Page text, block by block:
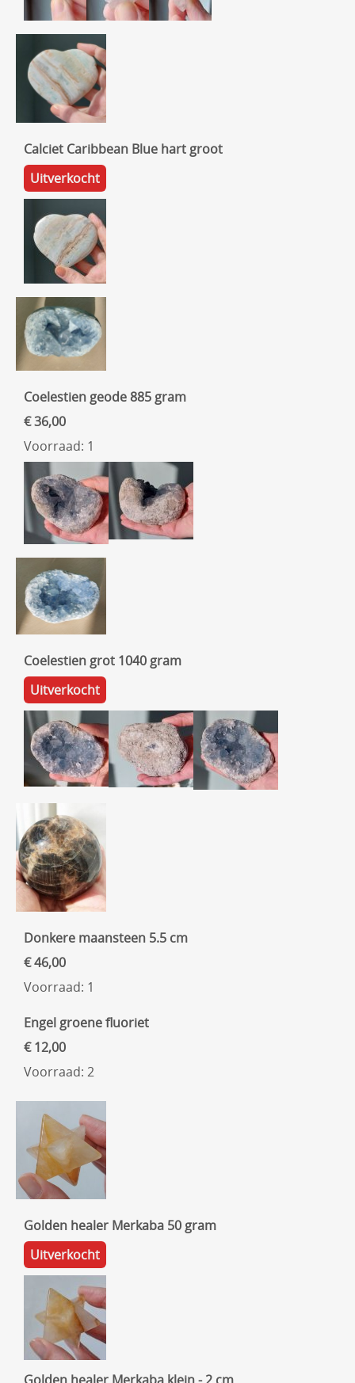
Calciet Caribbean Blue hart groot
Uitverkocht
Coelestien geode 885 gram
€ 36,00
Voorraad: 1
Coelestien grot 1040 gram
Uitverkocht
Donkere maansteen 5.5 cm
€ 46,00
Voorraad: 1
Engel groene fluoriet
€ 12,00
Voorraad: 2
Golden healer Merkaba 50 gram
Uitverkocht
Golden healer Merkaba klein - 2 cm